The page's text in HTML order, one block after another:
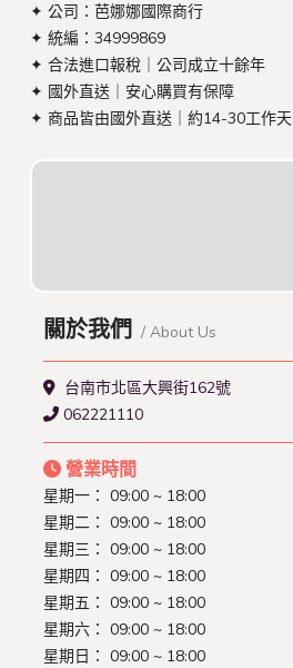
✦ 公司：芭娜娜國際商行
✦ 統編：34999869
✦ 合法進口報稅｜公司成立十餘年
✦ 國外直送｜安心購買有保障
✦ 商品皆由國外直送｜約14-30工作天
關於我們 / About Us
台南市北區大興街162號
062221110
營業時間
星期一： 09:00 ~ 18:00
星期二： 09:00 ~ 18:00
星期三： 09:00 ~ 18:00
星期四： 09:00 ~ 18:00
星期五： 09:00 ~ 18:00
星期六： 09:00 ~ 18:00
星期日： 09:00 ~ 18:00